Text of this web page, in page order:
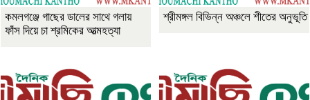
কমলগঞ্জে গাছের ডালের সাথে গলায়
ফাঁস দিয়ে চা শ্রমিকের আত্মহত্যা
শ্রীমঙ্গল বিভিন্ন অঞ্চলে শীতের অনুভূতি